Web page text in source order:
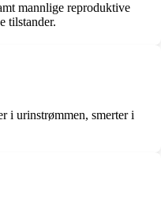
mannlige reproduktive
tilstander.
i urinstrømmen, smerter i